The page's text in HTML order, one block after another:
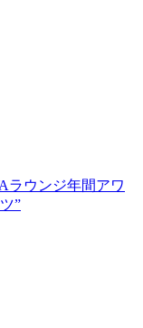
ラウンジ年間アワ
”